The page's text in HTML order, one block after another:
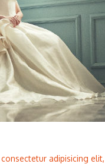
adipisicing elit,